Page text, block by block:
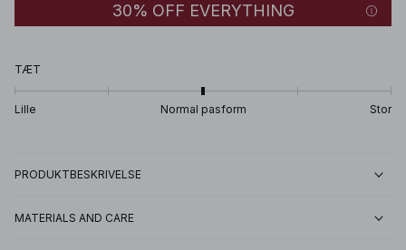
30% OFF EVERYTHING
TÆT
Lille Normal pasform Stor
PRODUKTBESKRIVELSE
MATERIALS AND CARE